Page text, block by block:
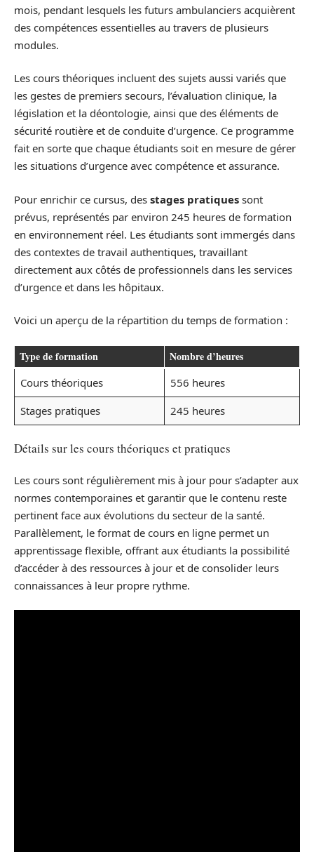
mois, pendant lesquels les futurs ambulanciers acquièrent
des compétences essentielles au travers de plusieurs
modules.
Les cours théoriques incluent des sujets aussi variés que
les gestes de premiers secours, l’évaluation clinique, la
législation et la déontologie, ainsi que des éléments de
sécurité routière et de conduite d’urgence. Ce programme
fait en sorte que chaque étudiants soit en mesure de gérer
les situations d’urgence avec compétence et assurance.
Pour enrichir ce cursus, des stages pratiques sont
prévus, représentés par environ 245 heures de formation
en environnement réel. Les étudiants sont immergés dans
des contextes de travail authentiques, travaillant
directement aux côtés de professionnels dans les services
d’urgence et dans les hôpitaux.
Voici un aperçu de la répartition du temps de formation :
Type de formation Nombre d’heures
Cours théoriques
556 heures
Stages pratiques
245 heures
Détails sur les cours théoriques et pratiques
Les cours sont régulièrement mis à jour pour s’adapter aux
normes contemporaines et garantir que le contenu reste
pertinent face aux évolutions du secteur de la santé.
Parallèlement, le format de cours en ligne permet un
apprentissage flexible, offrant aux étudiants la possibilité
d’accéder à des ressources à jour et de consolider leurs
connaissances à leur propre rythme.